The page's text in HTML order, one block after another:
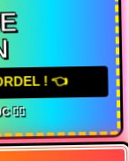
! 👈
🏴‍☠️